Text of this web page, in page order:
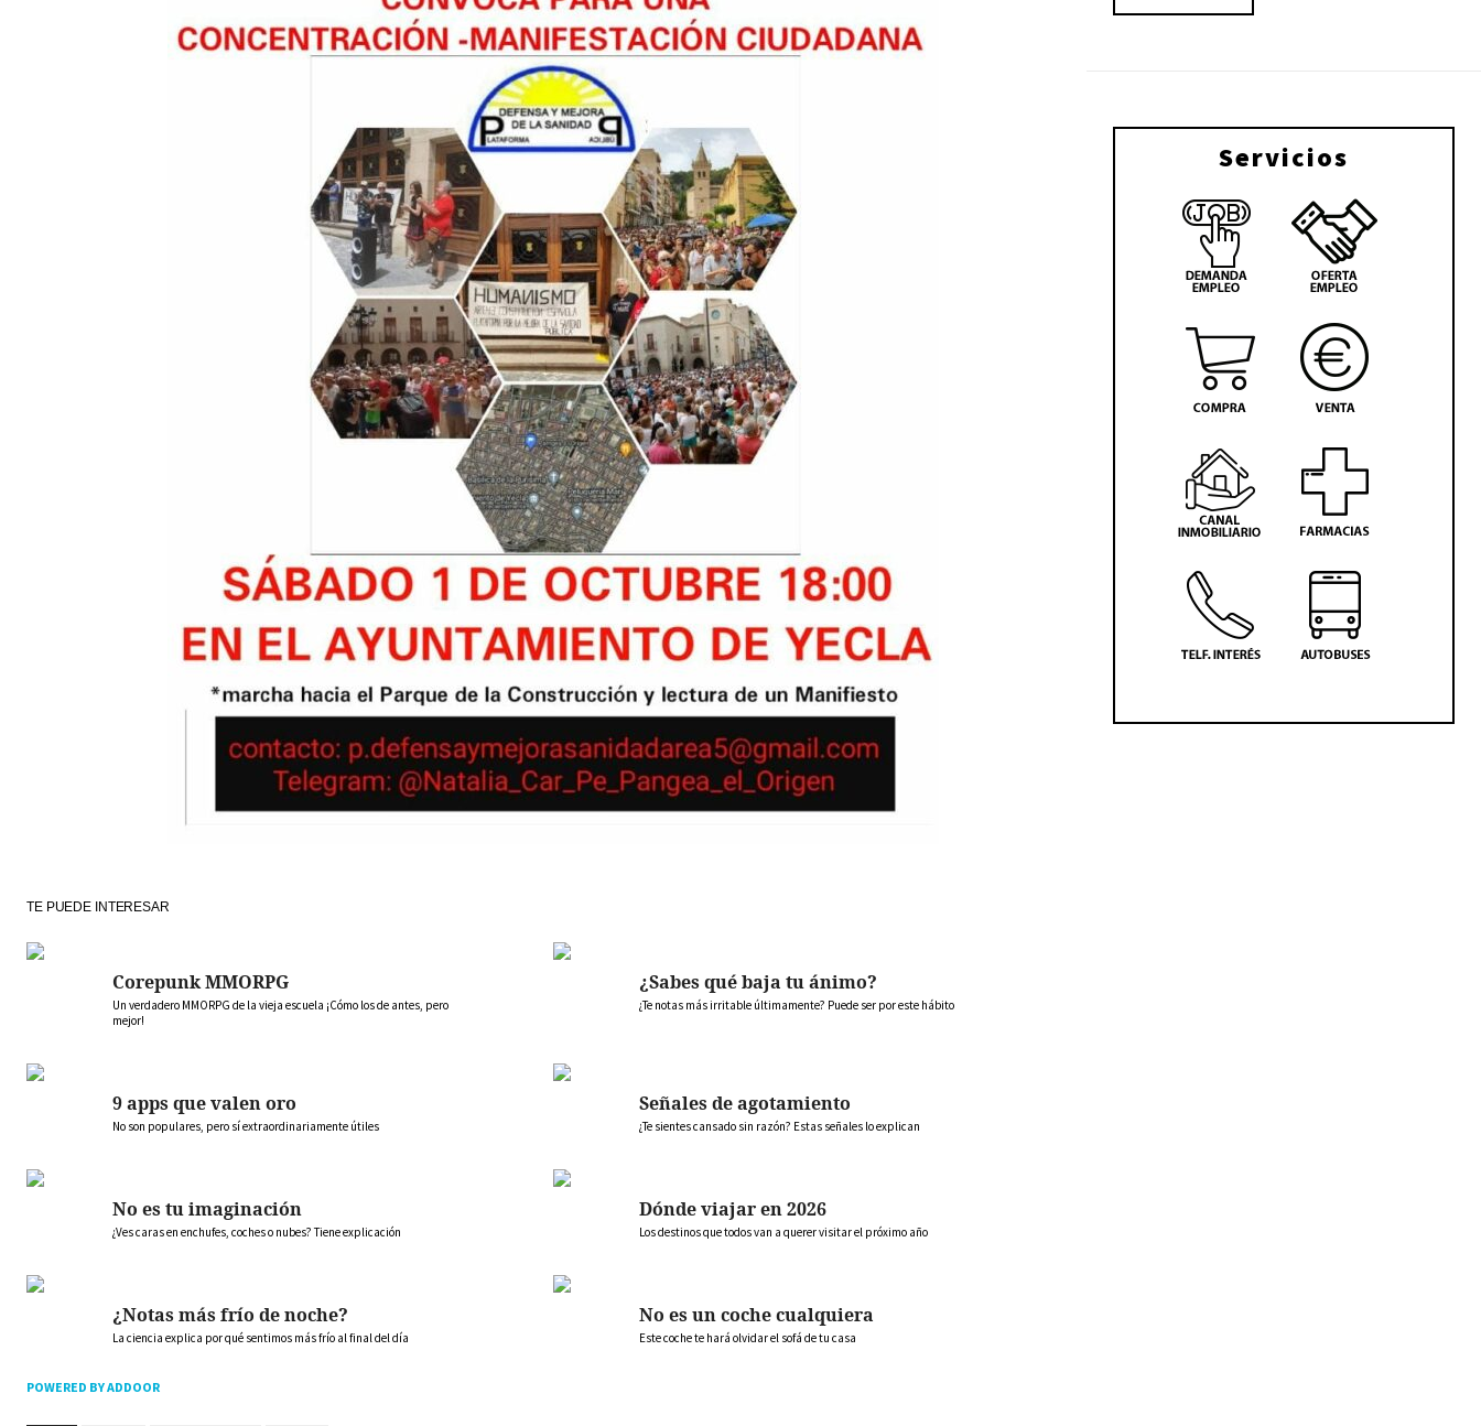
TE PUEDE INTERESAR
Corepunk MMORPG
Un verdadero MMORPG de la vieja escuela ¡Cómo los de antes, pero
mejor!
¿Sabes qué baja tu ánimo?
¿Te notas más irritable últimamente? Puede ser por este hábito
9 apps que valen oro
No son populares, pero sí extraordinariamente útiles
Señales de agotamiento
¿Te sientes cansado sin razón? Estas señales lo explican
No es tu imaginación
¿Ves caras en enchufes, coches o nubes? Tiene explicación
Dónde viajar en 2026
Los destinos que todos van a querer visitar el próximo año
¿Notas más frío de noche?
La ciencia explica por qué sentimos más frío al final del día
No es un coche cualquiera
Este coche te hará olvidar el sofá de tu casa
POWERED BY ADDOOR
Servicios